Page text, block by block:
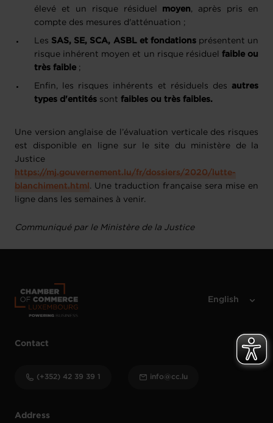
élevé et un risque résiduel moyen, après pris en
compte des mesures d'atténuation ;
Les SAS, SE, SCA, ASBL et fondationsprésentent un
risque inhérent moyen et un risque résiduel faible ou
très faible ;
Enfin, les risques inhérents et résiduels des autres
types d'entités sont faibles ou très faibles.
Une version anglaise de l’évaluation verticale des risques
est disponible en ligne sur le site du ministère de la
Justice
https://mj.gouvernement.lu/fr/dossiers/2020/lutte-
blanchiment.html . Une traduction française sera mise en
ligne dans les semaines à venir.
Communiqué par le Ministère de la Justice
Address
Contact
(+352) 42 39 39 1 info@cc.lu